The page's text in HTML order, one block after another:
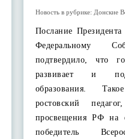
Новость в рубрике: Донские
Послание
Федеральному
подтвердило, что
развивает и
образования.
ростовский
просвещения РФ на
победитель